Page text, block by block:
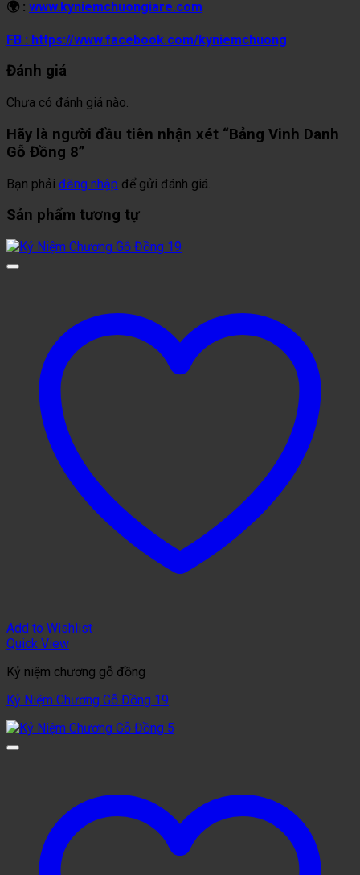
🌍 : www.kyniemchuongiare.com
FB : https://www.facebook.com/kyniemchuong
Đánh giá
Chưa có đánh giá nào.
Hãy là người đầu tiên nhận xét “Bảng Vinh Danh
Gỗ Đồng 8”
Bạn phải đăng nhập để gửi đánh giá.
Sản phẩm tương tự
Add to Wishlist
Quick View
Kỷ niệm chương gỗ đồng
Kỷ Niệm Chương Gỗ Đồng 19